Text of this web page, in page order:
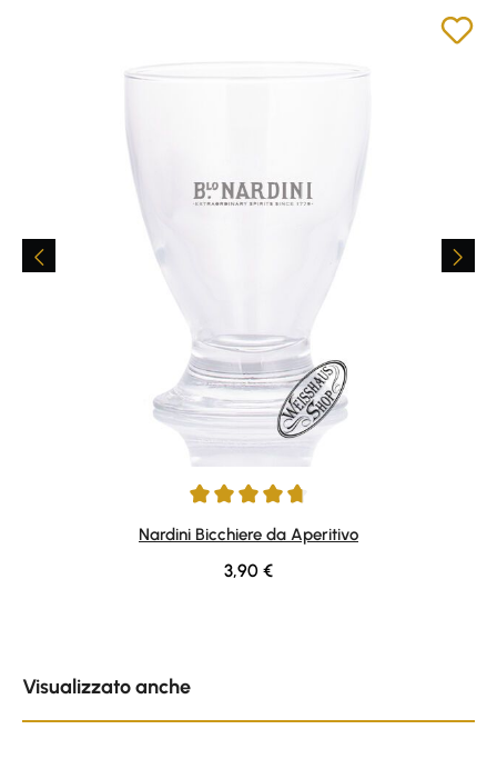
Average rating of 4.77 out of 5 stars
Nardini Bicchiere da Aperitivo
Regular price:
3,90 €
Visualizzato anche